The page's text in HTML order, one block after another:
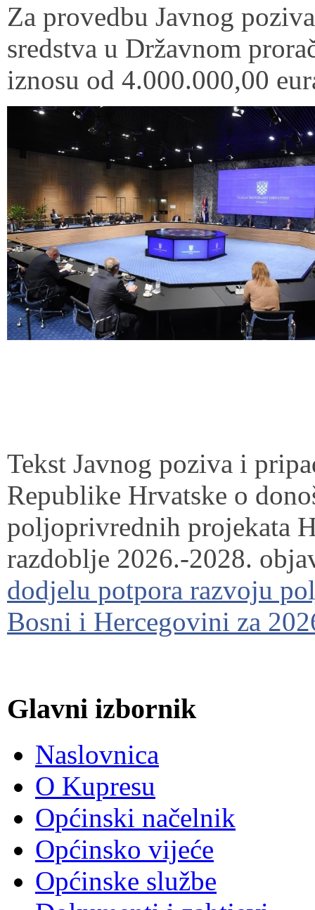
Za provedbu Javnog
sredstva u Državnom
iznosu od 4.000.000,00
Tekst Javnog poziva i
Republike Hrvatske o
poljoprivrednih projekata
razdoblje 2026.-2028.
dodjelu potpora razvoju
Bosni i Hercegovini za
Glavni izbornik
Naslovnica
O Kupresu
Općinski načelnik
Općinsko vijeće
Općinske službe